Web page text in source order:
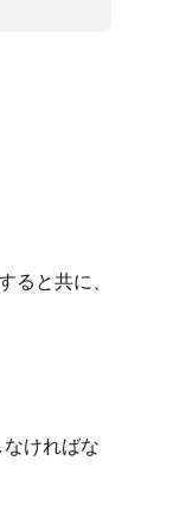
ると共に、
ければな